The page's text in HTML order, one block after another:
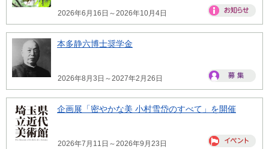
2026年6月16日～2026年10月4日
本多静六博士奨学金
2026年8月3日～2027年2月26日
企画展「密やかな美 小村雪岱のすべて」を開催
2026年7月11日～2026年9月23日